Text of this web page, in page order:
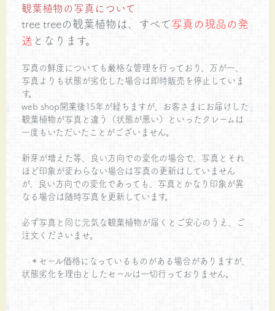
観葉植物の写真について
tree treeの観葉植物は、すべて写真の現品の発
送 となります。
写真の鮮度についても厳格な管理を行っており、万が一、
写真よりも状態が劣化した場合は即時販売を停止していま
す。
web shop開業後15年が経ちますが、お客さまにお届けした
観葉植物が写真と違う（状態が悪い）といったクレームは
一度もいただいたことがございません。
新芽が増えた等、良い方向での変化の場合で、写真とそれ
ほど印象が変わらない場合は写真の更新はしていません
が、良い方向での変化であっても、写真とかなり印象が異
なる場合は随時写真を更新しています。
必ず写真と同じ元気な観葉植物が届くとご安心のうえ、ご
注文くださいませ。
＊セール価格になっているものがある場合がありますが、
状態劣化を理由としたセールは一切行っておりません。